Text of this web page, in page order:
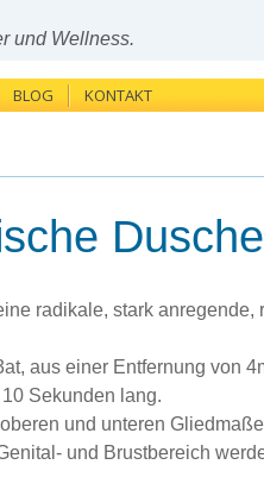
und Wellness.
BLOG KONTAKT
Dusche
radikale, stark
aus einer Entfernung von
Sekunden lang.
und unteren
und Brustbereich